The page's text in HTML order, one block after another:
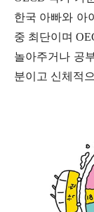
한국 아빠와 아
중 최단이며
놀아주거나 공
분이고 신체적